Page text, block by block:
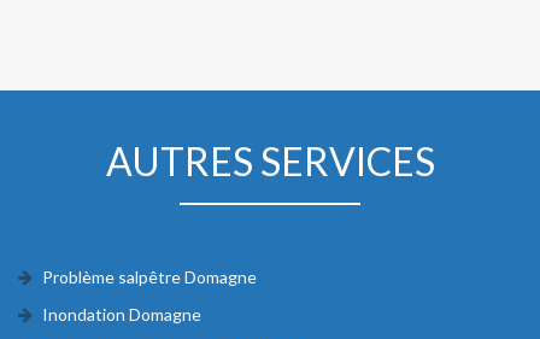
AUTRES SERVICES
Problème salpêtre Domagne
Inondation Domagne